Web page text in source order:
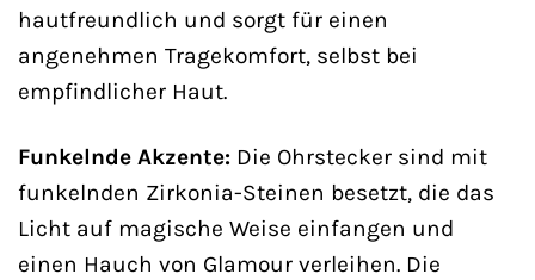
hautfreundlich und sorgt für einen
angenehmen Tragekomfort, selbst bei
empfindlicher Haut.
Funkelnde Akzente: Die Ohrstecker sind mit
funkelnden Zirkonia-Steinen besetzt, die das
Licht auf magische Weise einfangen und
einen Hauch von Glamour verleihen. Die